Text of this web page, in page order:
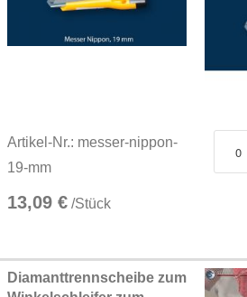
Artikel-Nr.: messer-nippon-
19-mm
13,09 € /Stück
Diamanttrennscheibe zum